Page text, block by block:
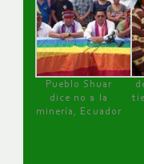
Pueblo Shuar
dice no a la
minería, Ecuador